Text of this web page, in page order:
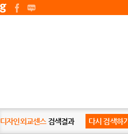
디자인외교센스 검색결과 다시 검색하기